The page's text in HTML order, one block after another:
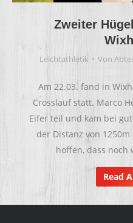
Zweiter
Leichtathletik Von
Am 22.03. fand in
Crosslauf statt. Marco
Eifer teil und kam bei
der Distanz von
hoffen, dass noch
Read